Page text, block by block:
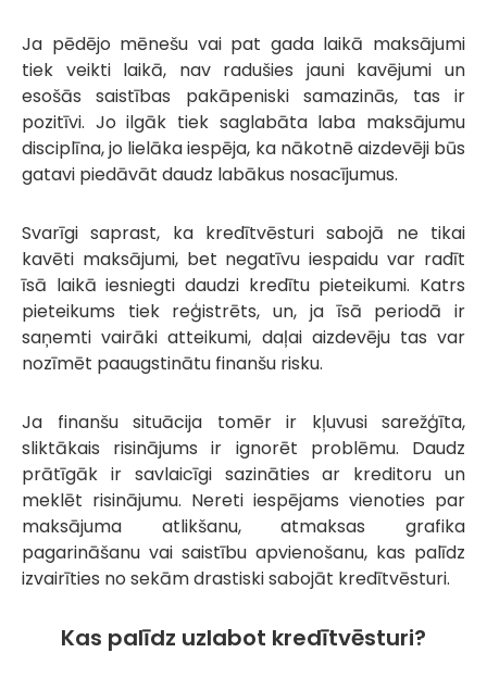
Ja pēdējo mēnešu vai pat gada laikā maksājumi
tiek veikti laikā, nav radušies jauni kavējumi un
esošās saistības pakāpeniski samazinās, tas ir
pozitīvi. Jo ilgāk tiek saglabāta laba maksājumu
disciplīna, jo lielāka iespēja, ka nākotnē aizdevēji būs
gatavi piedāvāt daudz labākus nosacījumus.
Svarīgi saprast, ka kredītvēsturi sabojā ne tikai
kavēti maksājumi, bet negatīvu iespaidu var radīt
īsā laikā iesniegti daudzi kredītu pieteikumi. Katrs
pieteikums tiek reģistrēts, un, ja īsā periodā ir
saņemti vairāki atteikumi, daļai aizdevēju tas var
nozīmēt paaugstinātu finanšu risku.
Ja finanšu situācija tomēr ir kļuvusi sarežģīta,
sliktākais risinājums ir ignorēt problēmu. Daudz
prātīgāk ir savlaicīgi sazināties ar kreditoru un
meklēt risinājumu. Nereti iespējams vienoties par
maksājuma atlikšanu, atmaksas grafika
pagarināšanu vai saistību apvienošanu, kas palīdz
izvairīties no sekām drastiski sabojāt kredītvēsturi.
Kas palīdz uzlabot kredītvēsturi?